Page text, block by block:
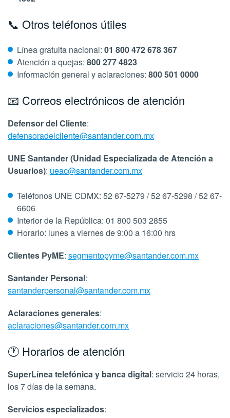
📞 Otros teléfonos útiles
Línea gratuita nacional: 01 800 472 678 367
Atención a quejas: 800 277 4823
Información general y aclaraciones: 800 501 0000
📧 Correos electrónicos de atención
Defensor del Cliente:
defensoradelcliente@santander.com.mx
UNE Santander (Unidad Especializada de Atención a
Usuarios): ueac@santander.com.mx
Teléfonos UNE CDMX: 52 67-5279 / 52 67-5298 / 52 67-
6606
Interior de la República: 01 800 503 2855
Horario: lunes a viernes de 9:00 a 16:00 hrs
Clientes PyME: segmentopyme@santander.com.mx
Santander Personal:
santanderpersonal@santander.com.mx
Aclaraciones generales:
aclaraciones@santander.com.mx
🕐 Horarios de atención
SuperLínea telefónica y banca digital: servicio 24 horas,
los 7 días de la semana.
Servicios especializados: